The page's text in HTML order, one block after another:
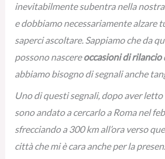
inevitabilmente subentra nella
e dobbiamo necessariamente alzare
saperci ascoltare. Sappiamo che da
possono nascereoccasioni di rilancio
abbiamo bisogno di segnali anche
Uno di questi segnali, dopo aver letto
sono andato a cercarlo a Roma nel
sfrecciando a 300 km all’ora verso
città che mi è cara anche per la